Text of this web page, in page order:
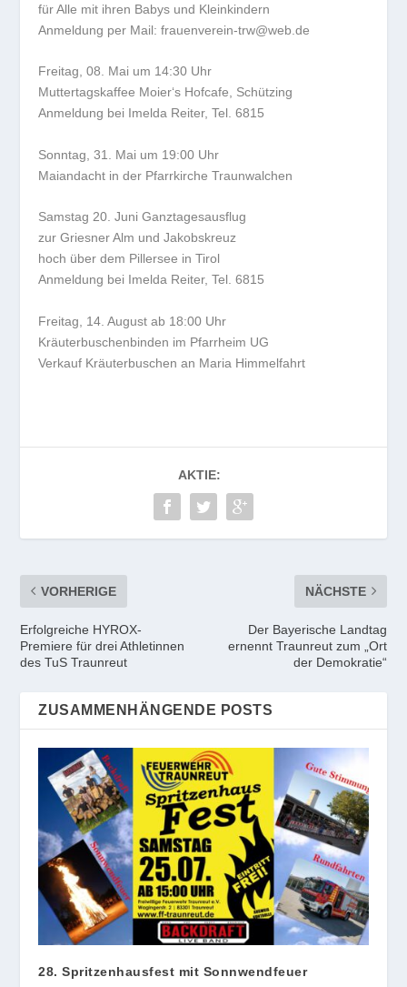
für Alle mit ihren Babys und Kleinkindern
Anmeldung per Mail: frauenverein-trw@web.de
Freitag, 08. Mai um 14:30 Uhr
Muttertagskaffee Moier‘s Hofcafe, Schützing
Anmeldung bei Imelda Reiter, Tel. 6815
Sonntag, 31. Mai um 19:00 Uhr
Maiandacht in der Pfarrkirche Traunwalchen
Samstag 20. Juni Ganztagesausflug
zur Griesner Alm und Jakobskreuz
hoch über dem Pillersee in Tirol
Anmeldung bei Imelda Reiter, Tel. 6815
Freitag, 14. August ab 18:00 Uhr
Kräuterbuschenbinden im Pfarrheim UG
Verkauf Kräuterbuschen an Maria Himmelfahrt
AKTIE:
VORHERIGE
Erfolgreiche HYROX-
Premiere für drei Athletinnen
des TuS Traunreut
NÄCHSTE
Der Bayerische Landtag
ernennt Traunreut zum „Ort
der Demokratie“
ZUSAMMENHÄNGENDE POSTS
28. Spritzenhausfest mit Sonnwendfeuer